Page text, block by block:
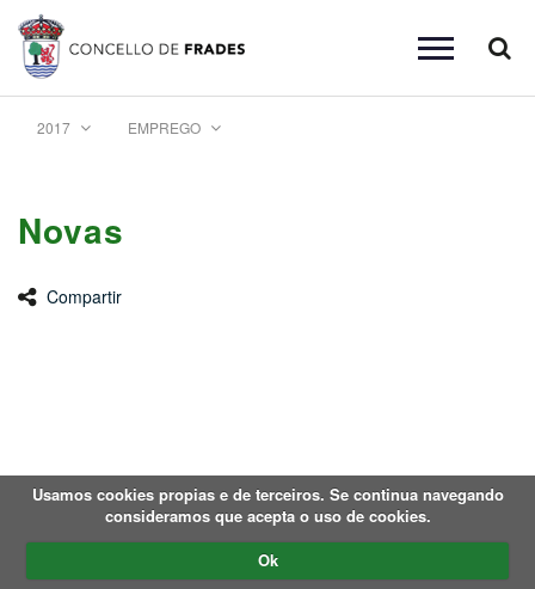
Toggle
2017 EMPREGO
Novas
Compartir
Usamos cookies propias e de terceiros. Se continua navegando
consideramos que acepta o uso de cookies.
Ok